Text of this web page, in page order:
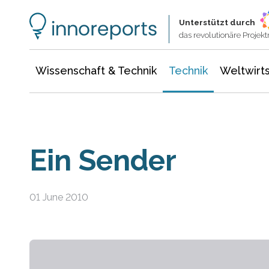
Unterstützt durch
das revolutionäre
Wissenschaft & Technik Technik
Ein Sender
01 June 2010